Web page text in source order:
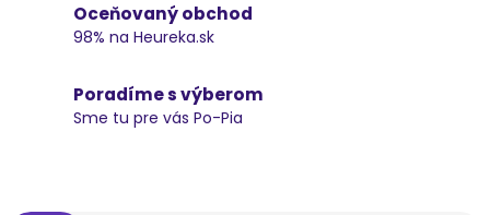
Oceňovaný obchod
98% na Heureka.sk
Poradíme s výberom
Sme tu pre vás Po-Pia